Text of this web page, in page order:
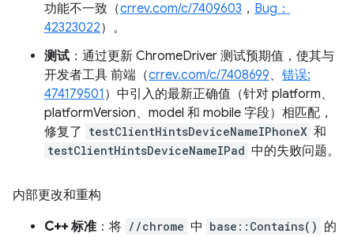
功能不一致（crrev.com/c/7409603 ， Bug：
42323022）。
测试 ：通过更新 ChromeDriver 测试预期值，使其与
开发者工具 前端（crrev.com/c/7408699、 错误:
474179501 ）中引入的最新正确值（针对 platform、
platformVersion、model 和 mobile 字段）相匹配，
修复了 testClientHintsDeviceNameIPhoneX 和
testClientHintsDeviceNameIPad 中的失败问题。
内部更改和重构
C++ 标准 ：将 //chrome 中 base::Contains() 的